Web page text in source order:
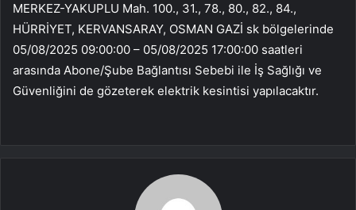
MERKEZ-YAKUPLU Mah. 100., 31., 78., 80., 82., 84.,
HÜRRİYET, KERVANSARAY, OSMAN GAZİ sk bölgelerinde
05/08/2025 09:00:00 – 05/08/2025 17:00:00 saatleri
arasında Abone/Şube Bağlantısı Sebebi ile İş Sağlığı ve
Güvenliğini de gözeterek elektrik kesintisi yapılacaktır.